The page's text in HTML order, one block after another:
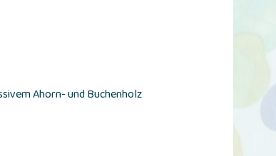
Ahorn- und Buchenholz